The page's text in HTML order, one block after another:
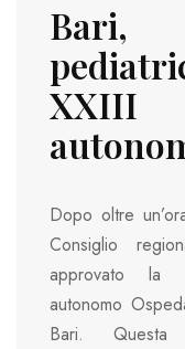
Bari,
XXIII
Dopo oltre
Consiglio
approvato la
autonomo
Bari. Questa